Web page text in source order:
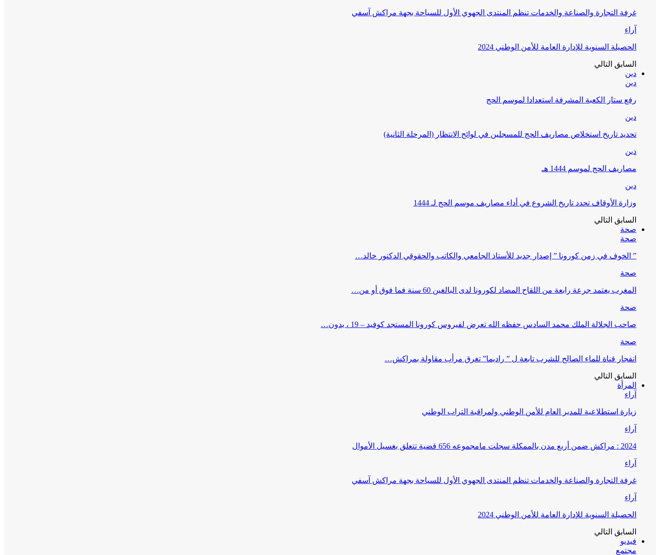
غرفة التجارة والصناعة والخدمات تنظم المنتدى الجهوي الأول للسياحة بجهة مراكش آسفي
آراء
الحصيلة السنوية للإدارة العامة للأمن الوطني 2024
السابق التالي
دين
دين
رفع ستار الكعبة المشرفة استعدادا لموسم الحج
دين
تحديد تاريخ استخلاص مصاريف الحج للمسجلين في لوائح الانتظار (المرحلة الثانية)
دين
مصاريف الحج لموسم 1444 هـ
دين
وزارة الأوقاف تحدد تاريخ الشروع في أداء مصاريف موسم الحج لـ 1444
السابق التالي
صحة
صحة
” الخوف في زمن كورونا ” إصدار جديد للأستاذ الجامعي والكاتب والحقوقي الدكتور خالد…
صحة
المغرب يعتمد جرعة رابعة من اللقاح المضاد لكورونا لدى البالغين 60 سنة فما فوق أو من…
صحة
صاحب الجلالة الملك محمد السادس حفظه الله تعرض لفيروس كورونا المستجد كوفيد – 19 ، بدون…
صحة
انفجار قناة للماء الصالح للشرب تابعة ل ” راديما” تغرق مرأب مقاولة بمراكش…
السابق التالي
المرأة
آراء
زيارة استطلاعية للمدير العام للأمن الوطني ولمراقبة التراب الوطني
آراء
2024 : مراكش ضمن أربع مدن بالممكلة سجلت مامجموعه 656 قضية تتعلق بغسيل الأموال
آراء
غرفة التجارة والصناعة والخدمات تنظم المنتدى الجهوي الأول للسياحة بجهة مراكش آسفي
آراء
الحصيلة السنوية للإدارة العامة للأمن الوطني 2024
السابق التالي
فيديو
مجتمع